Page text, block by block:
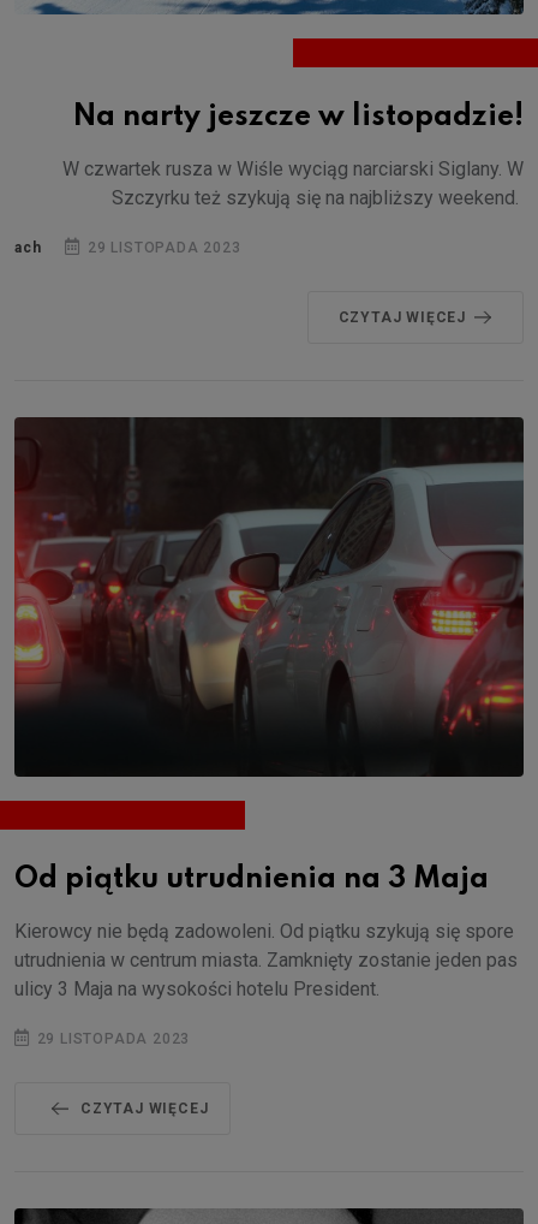
Na narty jeszcze w listopadzie!
W czwartek rusza w Wiśle wyciąg narciarski Siglany. W
Szczyrku też szykują się na najbliższy weekend.
ach 29 LISTOPADA 2023
CZYTAJ WIĘCEJ
Od piątku utrudnienia na 3 Maja
Kierowcy nie będą zadowoleni. Od piątku szykują się spore
utrudnienia w centrum miasta. Zamknięty zostanie jeden pas
ulicy 3 Maja na wysokości hotelu President.
29 LISTOPADA 2023
CZYTAJ WIĘCEJ